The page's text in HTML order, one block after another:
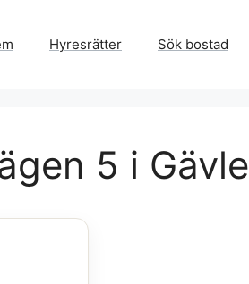
Hyresrätter Sök bostad
5 i Gävle